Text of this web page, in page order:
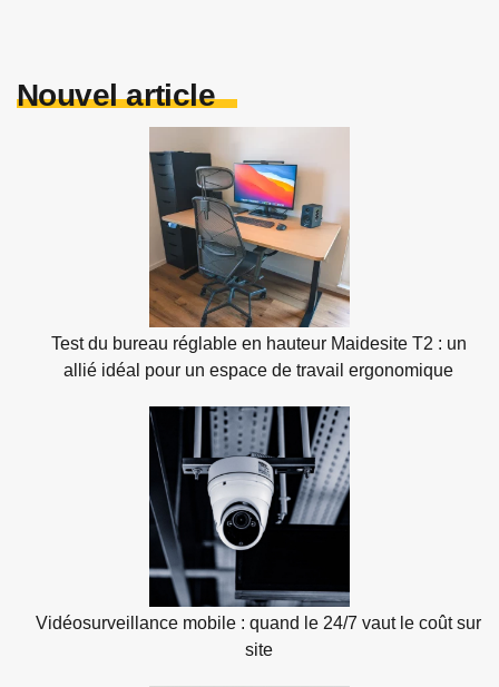
Nouvel article
Test du bureau réglable en hauteur Maidesite T2 : un
allié idéal pour un espace de travail ergonomique
Vidéosurveillance mobile : quand le 24/7 vaut le coût sur
site